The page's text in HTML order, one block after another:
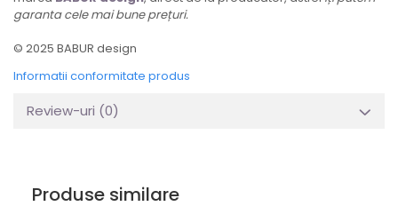
garanta cele mai bune prețuri.
© 2025 BABUR design
Informatii conformitate produs
Review-uri (0)
Produse similare